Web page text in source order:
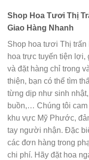
Shop Hoa Tươi Thị
Giao Hàng Nhanh
Shop hoa tươi Thị
hoa trực tuyến tiện lợi,
và đặt hàng chỉ trong
thiện, bạn có thể tìm
từng dịp như sinh
buồn,… Chúng tôi cam
khu vực Mỹ Phước,
tay người nhận. Đặc
các đơn hàng trong
chi phí. Hãy đặt hoa